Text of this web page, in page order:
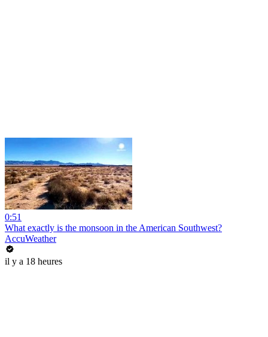
0:51
What exactly is the monsoon in the American Southwest?
AccuWeather
il y a 18 heures